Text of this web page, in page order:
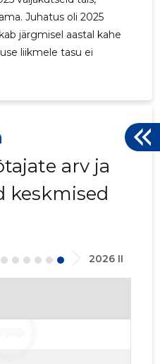
Juhatus oli 2025
järgmisel aastal kahe
liikmele tasu ei
arv ja
keskmised
2026 II